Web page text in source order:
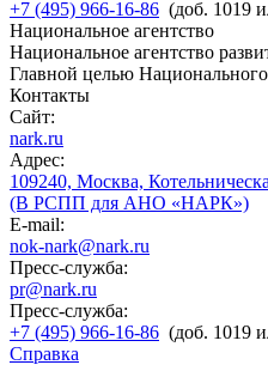
+7 (495) 966-16-86 (доб. 1019
Национальное агентство
Национальное агентство
Главной целью
Контакты
Сайт:
nark.ru
Адрес:
109240, Москва,
(В РСПП для АНО «НАРК»)
E-mail:
nok-nark@nark.ru
Пресс-служба:
pr@nark.ru
Пресс-служба:
+7 (495) 966-16-86 (доб. 1019
Справка